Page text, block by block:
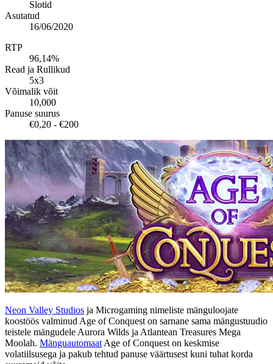
Slotid
Asutatud
16/06/2020
RTP
96,14%
Read ja Rullikud
5x3
Võimalik võit
10,000
Panuse suurus
€0,20 - €200
Neon Valley Studios ja Microgaming nimeliste mänguloojate
koostöös valminud Age of Conquest on sarnane sama mängustuudio
teistele mängudele Aurora Wilds ja Atlantean Treasures Mega
Moolah. Mänguautomaat Age of Conquest on keskmise
volatiilsusega ja pakub tehtud panuse väärtusest kuni tuhat korda